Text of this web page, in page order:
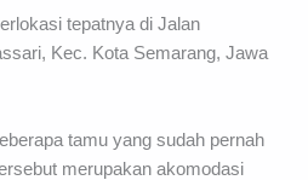
tepatnya di Jalan
Kec. Kota Semarang, Jawa
tamu yang sudah pernah
merupakan akomodasi